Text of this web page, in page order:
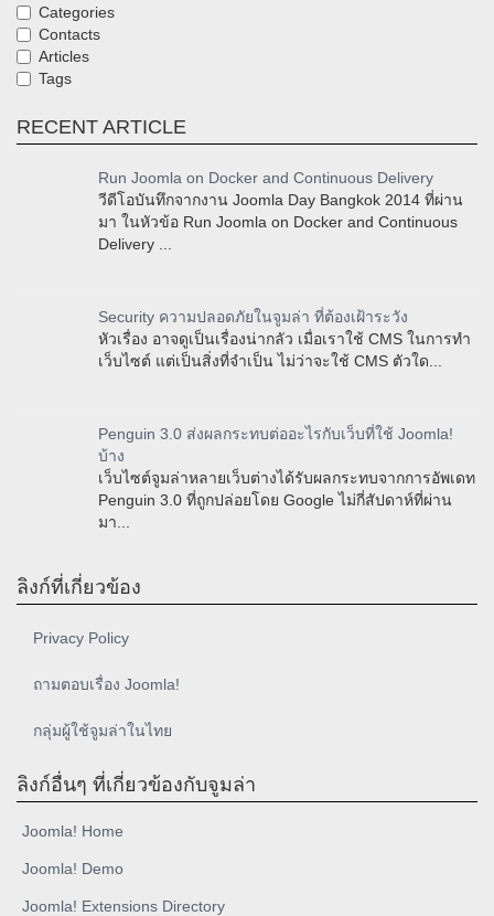
Categories
Contacts
Articles
Tags
RECENT ARTICLE
Run Joomla on Docker and Continuous Delivery
วีดีโอบันทึกจากงาน Joomla Day Bangkok 2014 ที่ผ่าน
มา ในหัวข้อ Run Joomla on Docker and Continuous
Delivery ...
Security ความปลอดภัยในจูมล่า ที่ต้องเฝ้าระวัง
หัวเรื่อง อาจดูเป็นเรื่องน่ากลัว เมื่อเราใช้ CMS ในการทำ
เว็บไซต์ แต่เป็นสิ่งที่จำเป็น ไม่ว่าจะใช้ CMS ตัวใด...
Penguin 3.0 ส่งผลกระทบต่ออะไรกับเว็บที่ใช้ Joomla!
บ้าง
เว็บไซต์จูมล่าหลายเว็บต่างได้รับผลกระทบจากการอัพเดท
Penguin 3.0 ที่ถูกปล่อยโดย Google ไม่กี่สัปดาห์ที่ผ่าน
มา...
ลิงก์ที่เกี่ยวข้อง
Privacy Policy
ถามตอบเรื่อง Joomla!
กลุ่มผู้ใช้จูมล่าในไทย
ลิงก์อื่นๆ ที่เกี่ยวข้องกับจูมล่า
Joomla! Home
Joomla! Demo
Joomla! Extensions Directory